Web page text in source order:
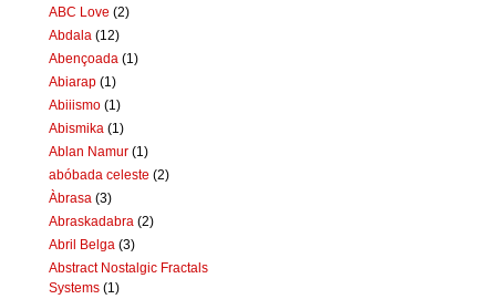
ABC Love (2)
Abdala (12)
Abençoada (1)
Abiarap (1)
Abiiismo (1)
Abismika (1)
Ablan Namur (1)
abóbada celeste (2)
Àbrasa (3)
Abraskadabra (2)
Abril Belga (3)
Abstract Nostalgic Fractals
Systems (1)